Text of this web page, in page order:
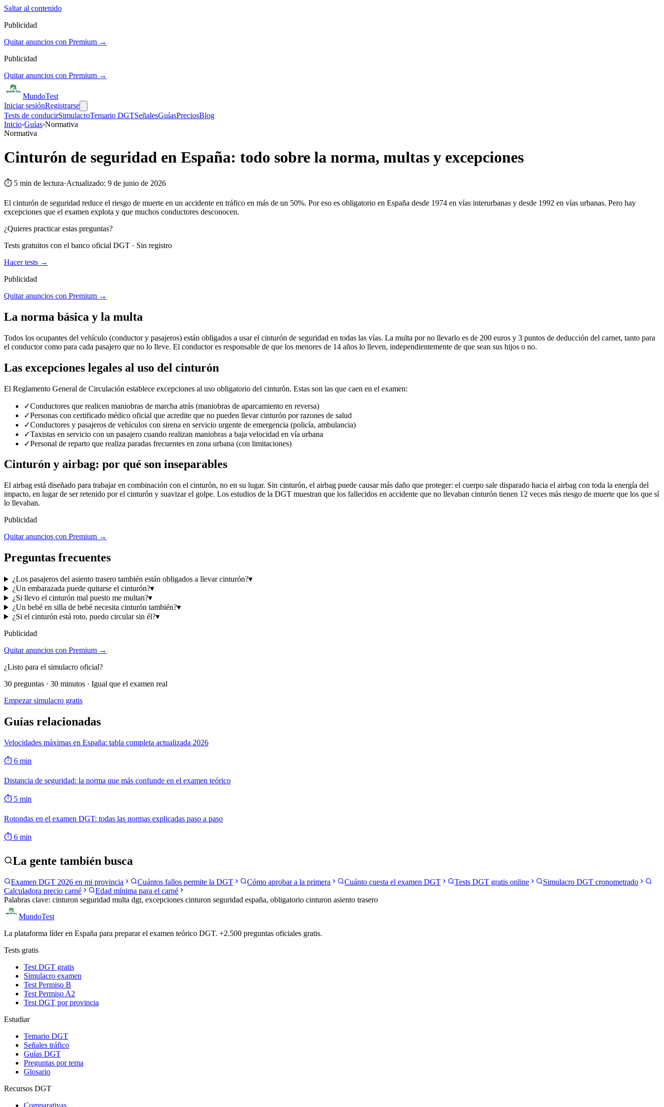
Saltar al contenido
Publicidad
Quitar anuncios con Premium →
Publicidad
Quitar anuncios con Premium →
MundoTest
Iniciar sesiónRegistrarse
Tests de conducirSimulacroTemario DGTSeñalesGuíasPreciosBlog
Inicio›Guías›Normativa
Normativa
Cinturón de seguridad en España: todo sobre la norma, multas y excepciones
⏱ 5 min de lectura·Actualizado: 9 de junio de 2026
El cinturón de seguridad reduce el riesgo de muerte en un accidente en tráfico en más de un 50%. Por eso es obligatorio en España desde 1974 en vías interurbanas y desde 1992 en vías urbanas. Pero hay
excepciones que el examen explota y que muchos conductores desconocen.
¿Quieres practicar estas preguntas?
Tests gratuitos con el banco oficial DGT · Sin registro
Hacer tests →
Publicidad
Quitar anuncios con Premium →
La norma básica y la multa
Todos los ocupantes del vehículo (conductor y pasajeros) están obligados a usar el cinturón de seguridad en todas las vías. La multa por no llevarlo es de 200 euros y 3 puntos de deducción del carnet, tanto para
el conductor como para cada pasajero que no lo lleve. El conductor es responsable de que los menores de 14 años lo lleven, independientemente de que sean sus hijos o no.
Las excepciones legales al uso del cinturón
El Reglamento General de Circulación establece excepciones al uso obligatorio del cinturón. Estas son las que caen en el examen:
✓Conductores que realicen maniobras de marcha atrás (maniobras de aparcamiento en reversa)
✓Personas con certificado médico oficial que acredite que no pueden llevar cinturón por razones de salud
✓Conductores y pasajeros de vehículos con sirena en servicio urgente de emergencia (policía, ambulancia)
✓Taxistas en servicio con un pasajero cuando realizan maniobras a baja velocidad en vía urbana
✓Personal de reparto que realiza paradas frecuentes en zona urbana (con limitaciones)
Cinturón y airbag: por qué son inseparables
El airbag está diseñado para trabajar en combinación con el cinturón, no en su lugar. Sin cinturón, el airbag puede causar más daño que proteger: el cuerpo sale disparado hacia el airbag con toda la energía del
impacto, en lugar de ser retenido por el cinturón y suavizar el golpe. Los estudios de la DGT muestran que los fallecidos en accidente que no llevaban cinturón tienen 12 veces más riesgo de muerte que los que sí
lo llevaban.
Publicidad
Quitar anuncios con Premium →
Preguntas frecuentes
¿Los pasajeros del asiento trasero también están obligados a llevar cinturón?▾
¿Un embarazada puede quitarse el cinturón?▾
¿Si llevo el cinturón mal puesto me multan?▾
¿Un bebé en silla de bebé necesita cinturón también?▾
¿Si el cinturón está roto, puedo circular sin él?▾
Publicidad
Quitar anuncios con Premium →
¿Listo para el simulacro oficial?
30 preguntas · 30 minutos · Igual que el examen real
Empezar simulacro gratis
Guías relacionadas
Velocidades máximas en España: tabla completa actualizada 2026
⏱ 6 min
Distancia de seguridad: la norma que más confunde en el examen teórico
⏱ 5 min
Rotondas en el examen DGT: todas las normas explicadas paso a paso
⏱ 6 min
La gente también busca
Examen DGT 2026 en mi provincia Cuántos fallos permite la DGT Cómo aprobar a la primera Cuánto cuesta el examen DGT Tests DGT gratis online
Simulacro DGT cronometrado
Calculadora precio carné
Edad mínima para el carné
Palabras clave: cinturon seguridad multa dgt, excepciones cinturon seguridad españa, obligatorio cinturon asiento trasero
MundoTest
La plataforma líder en España para preparar el examen teórico DGT. +2.500 preguntas oficiales gratis.
Tests gratis
Test DGT gratis
Simulacro examen
Test Permiso B
Test Permiso A2
Test DGT por provincia
Estudiar
Temario DGT
Señales tráfico
Guías DGT
Preguntas por tema
Glosario
Recursos DGT
Comparativas